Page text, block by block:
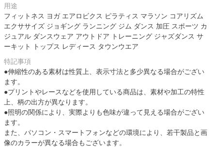
用途
フィットネス ヨガ エアロビクス ピラティス マラソン コアリズム
エクササイズ ジョギング ランニング ジム ダンス 加圧 スポーツ カ
ジュアル ダンスウェア アウトドア トレーニング ジャズダンス サ
ーキット トップス レディース タウンウエア
特記事項
●伸縮性のある素材は性質上、表示寸法と多少異なる場合がござい
ます。
●プリントやレースなどを使用している商品は、素材や加工の特性
上、柄の出方が異なります。
●照明の関係により、実際よりも色味が違って見える場合がござい
ます。
また、パソコン・スマートフォンなどの環境により、若干製品と画
像のカラーが異なる場合もございます。